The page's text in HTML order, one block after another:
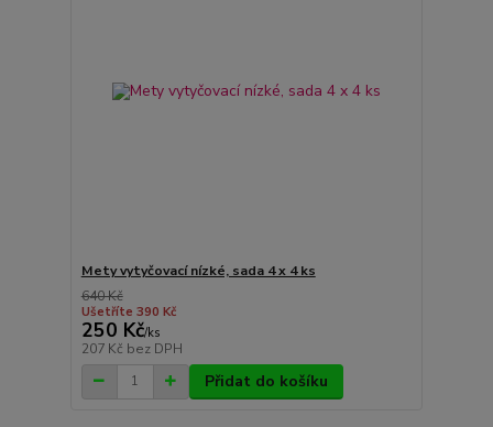
Mety vytyčovací nízké, sada 4 x 4 ks
640 Kč
Ušetříte 390 Kč
250 Kč/ks
207 Kč bez DPH
Přidat do košíku